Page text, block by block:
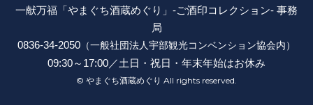
一献万福「やまぐち酒蔵めぐり」-ご酒印コレクション- 事務
局
0836-34-2050 （一般社団法人宇部観光コンベンション協会内）
09:30～17:00／土日・祝日・年末年始はお休み
© やまぐち酒蔵めぐり All rights reserved.